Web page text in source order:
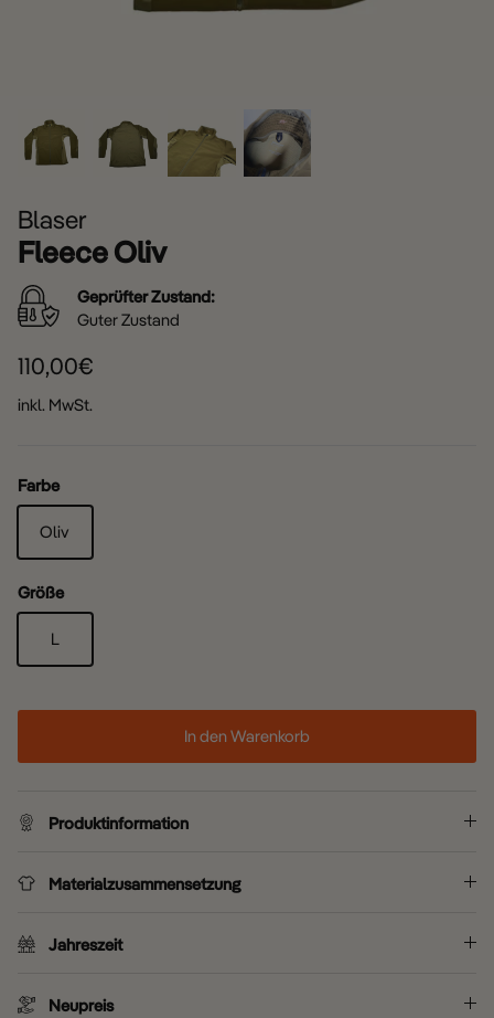
Blaser
Fleece Oliv
Geprüfter Zustand:
Guter Zustand
110,00€
inkl. MwSt.
Farbe
Oliv
Größe
L
In den Warenkorb
Produktinformation
Materialzusammensetzung
Jahreszeit
Neupreis